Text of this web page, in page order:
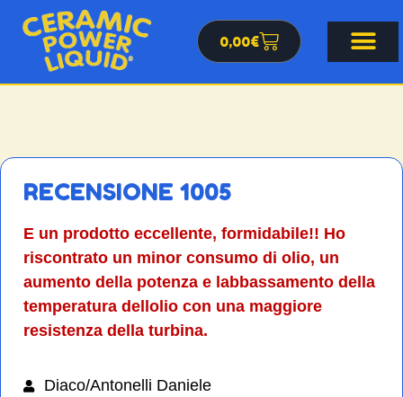
0,00€
RECENSIONE 1005
E un prodotto eccellente, formidabile!! Ho
riscontrato un minor consumo di olio, un
aumento della potenza e labbassamento della
temperatura dellolio con una maggiore
resistenza della turbina.
Diaco/Antonelli Daniele